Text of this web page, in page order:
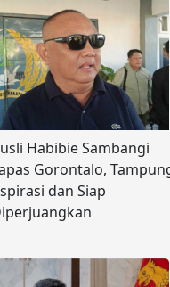
Habibie Sambangi
Gorontalo,
dan Siap